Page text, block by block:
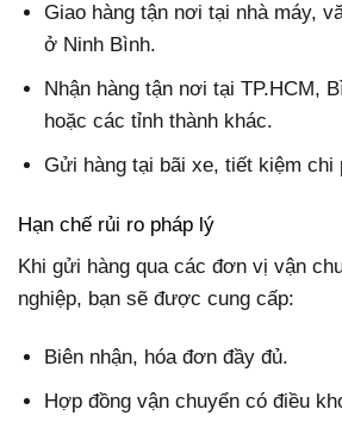
Giao hàng tận nơi tại nhà máy,
ở Ninh Bình.
Nhận hàng tận nơi tại TP.HCM,
hoặc các tỉnh thành khác.
Gửi hàng tại bãi xe, tiết kiệm chi
Hạn chế rủi ro pháp lý
Khi gửi hàng qua các đơn vị vận
nghiệp, bạn sẽ được cung cấp:
Biên nhận, hóa đơn đầy đủ.
Hợp đồng vận chuyển có điều